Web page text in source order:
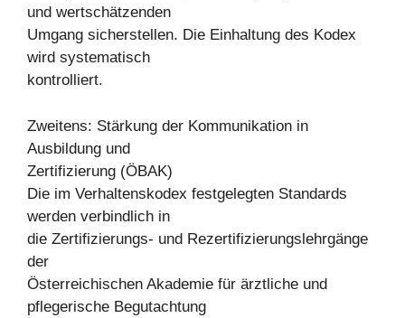
und wertschätzenden
Umgang sicherstellen. Die Einhaltung des Kodex
wird systematisch
kontrolliert.
Zweitens: Stärkung der Kommunikation in
Ausbildung und
Zertifizierung (ÖBAK)
Die im Verhaltenskodex festgelegten Standards
werden verbindlich in
die Zertifizierungs- und Rezertifizierungslehrgänge
der
Österreichischen Akademie für ärztliche und
pflegerische Begutachtung